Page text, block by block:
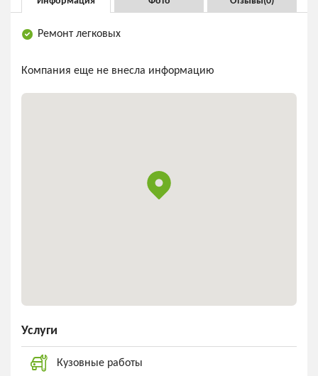
Ремонт легковых
Компания еще не внесла информацию
Услуги
Кузовные работы